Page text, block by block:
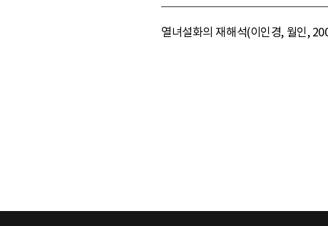
열녀설화의 재해석(이인경, 월인,